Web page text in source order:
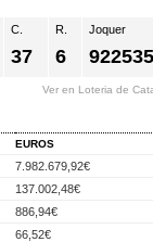
C.
37
R.
6
Joquer
Ver en Loteria de
EUROS
7.982.679,92€
137.002,48€
886,94€
66,52€